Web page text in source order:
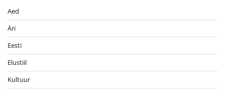
Aed
Äri
Eesti
Elustiil
Kultuur